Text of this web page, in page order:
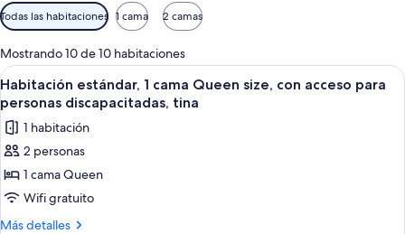
Filtros
disponibles
para
las
habitaciones
Todas las habitaciones 1 cama 2 camas
Mostrando 10 de 10 habitaciones
Abrir
todas
las
fotos
de
Habitación
estándar,
1
Habitación de hotel con una cama
6
Habitación estándar, 1 cama Queen size, con acceso para
personas discapacitadas, tina
1 habitación
2 personas
1 cama Queen
Wifi gratuito
Más detalles
Más